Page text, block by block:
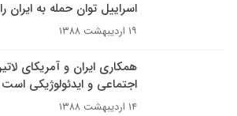
اسراییل توان حمله به ایران
۱۹ اردیبهشت ۱۳۸۸
همکاری ایران و آمریکای
اجتماعی و ایدئولوژیکی است
۱۴ اردیبهشت ۱۳۸۸